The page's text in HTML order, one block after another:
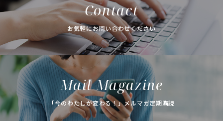
Contact
お気軽にお問い合わせください
Mail Magazine
「今のわたしが変わる！」メルマガ定期購読